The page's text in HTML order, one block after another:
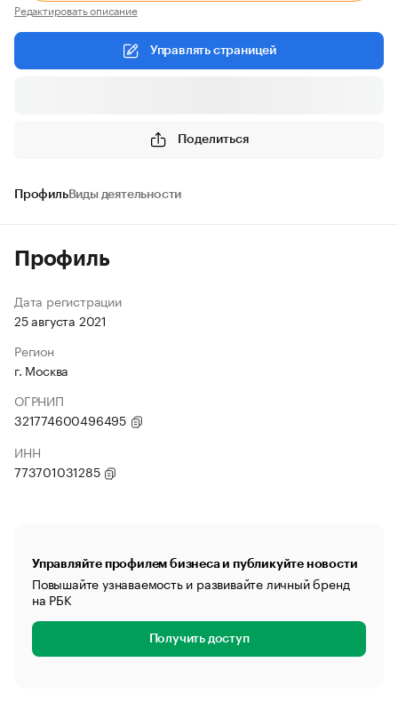
Редактировать описание
Управлять страницей
Поделиться
ПрофильВиды деятельности
Профиль
Дата регистрации
25 августа 2021
Регион
г. Москва
ОГРНИП
321774600496495
ИНН
773701031285
Управляйте профилем бизнеса и публикуйте новости
Повышайте узнаваемость и развивайте личный бренд
на РБК
Получить доступ